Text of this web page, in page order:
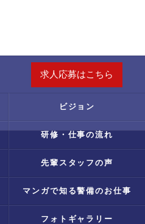
求人応募はこちら
ビジョン
研修・仕事の流れ
先輩スタッフの声
マンガで知る警備のお仕事
フォトギャラリー